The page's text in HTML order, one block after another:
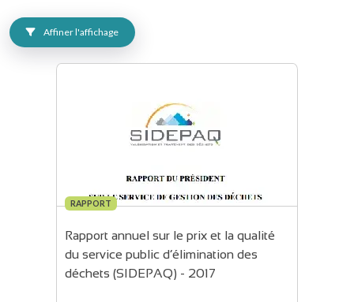
Affiner l'affichage
RAPPORT
Rapport annuel sur le prix et la qualité
du service public d’élimination des
déchets (SIDEPAQ) - 2017